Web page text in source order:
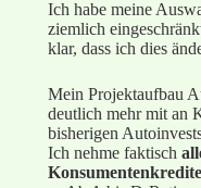
Ich habe meine
ziemlich
klar, dass ich dies
Mein Projektaufbau
deutlich mehr mit an
bisherigen
Ich nehme faktisch